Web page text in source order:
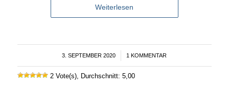
Weiterlesen
3. SEPTEMBER 2020
/ 1 KOMMENTAR
2 Vote(s), Durchschnitt: 5,00